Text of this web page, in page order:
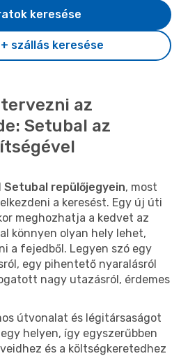
szállás keresése
keresése
az
Setubal az
Setubal repülőjegyein, most
a keresést. Egy új úti
meghozhatja a kedvet az
könnyen olyan hely lehet,
a fejedből. Legyen szó egy
egy pihentető nyaralásról
nagy utazásról, érdemes
útvonalat és légitársaságot
helyen, így egyszerűbben
és a költségkeretedhez